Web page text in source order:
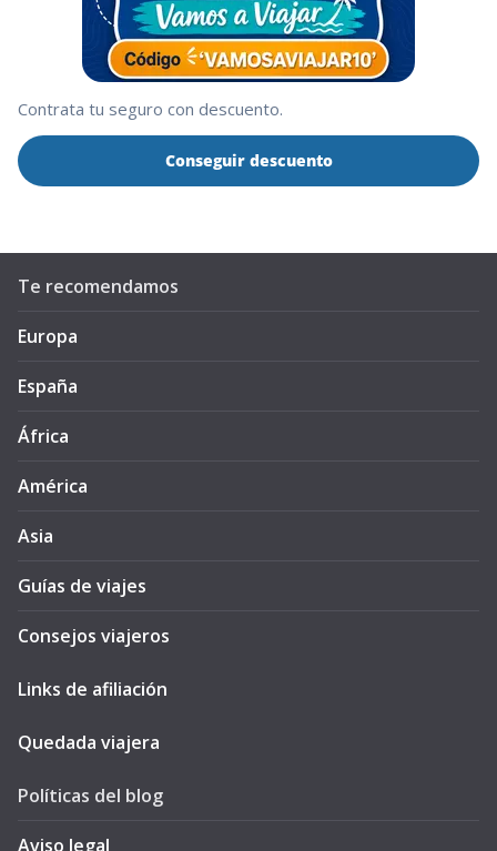
Contrata tu seguro con descuento.
Conseguir descuento
Te recomendamos
Europa
España
África
América
Asia
Guías de viajes
Consejos viajeros
Links de afiliación
Quedada viajera
Políticas del blog
Aviso legal